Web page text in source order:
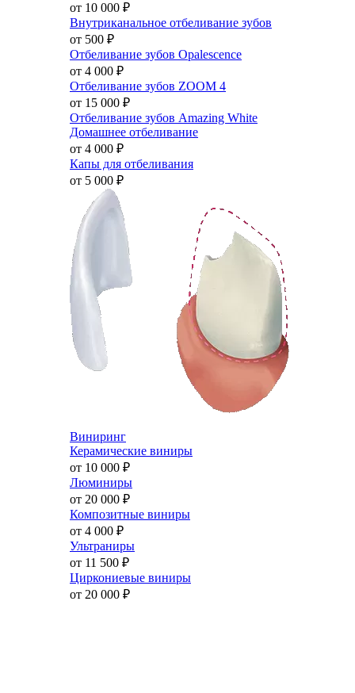
от 10 000 ₽
Внутриканальное отбеливание зубов
от 500 ₽
Отбеливание зубов Opalescence
от 4 000 ₽
Отбеливание зубов ZOOM 4
от 15 000 ₽
Отбеливание зубов Amazing White
Домашнее отбеливание
от 4 000 ₽
Капы для отбеливания
от 5 000 ₽
Виниринг
Керамические виниры
от 10 000 ₽
Люминиры
от 20 000 ₽
Композитные виниры
от 4 000 ₽
Ультраниры
от 11 500 ₽
Циркониевые виниры
от 20 000 ₽